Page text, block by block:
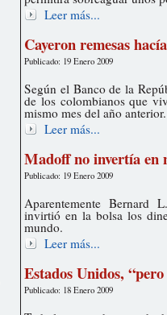
Leer más...
Cayeron remesas
Publicado: 19 Enero 2009
Según el Banco de la
de los colombianos que
mismo mes del año anterior.
Leer más...
Madoff no invertía en
Publicado: 19 Enero 2009
Aparentemente Bernard
invirtió en la bolsa los
mundo.
Leer más...
Estados Unidos,
Publicado: 18 Enero 2009